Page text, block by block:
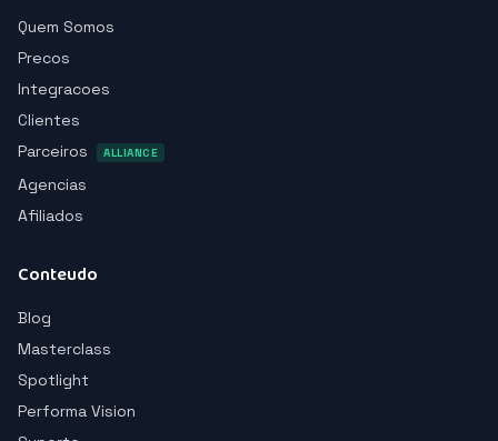
Quem Somos
Precos
Integracoes
Clientes
Parceiros
ALLIANCE
Agencias
Afiliados
Conteudo
Blog
Masterclass
Spotlight
Performa Vision